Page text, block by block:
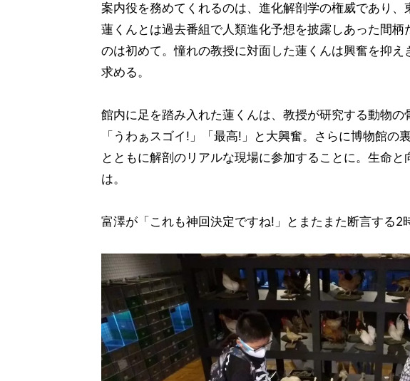
案内役を務めてくれるのは、進化解剖学の権威であり、
蓮くんとは過去番組で人類進化予想を披露しあった間柄
のは初めて。憧れの教授に対面した蓮くんは興奮を抑
求める。
館内に足を踏み入れた蓮くんは、教授が研究する動物
「うわぁスゴイ!」「最高!」と大興奮。さらに博物館の
とともに解剖のリアルな現場に参加することに。生命
は。
富澤が「これも神回決定ですね!」とまたまた断言する2